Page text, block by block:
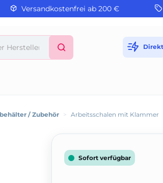
Versandkostenfrei ab 200 €
/ Zubehör > Arbeitsschalen mit Klammer
Sofort verfügbar